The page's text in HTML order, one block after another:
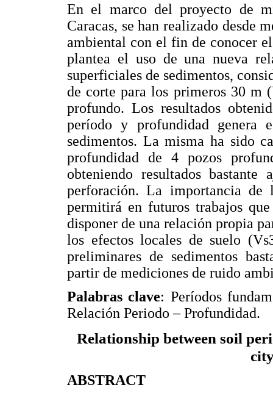
En el marco del proyecto de
Caracas, se han realizado desde
ambiental con el fin de conocer
plantea el uso de una nueva
superficiales de sedimentos,
de corte para los primeros 30 m
profundo. Los resultados
período y profundidad genera
sedimentos. La misma ha sido
profundidad de 4 pozos
obteniendo resultados
perforación. La importancia de
permitirá en futuros trabajos
disponer de una relación propia
los efectos locales de suelo
preliminares de sedimentos
partir de mediciones de ruido
Palabras clave: Períodos
Relación Periodo – Profundidad.
Relationship between soil
ABSTRACT